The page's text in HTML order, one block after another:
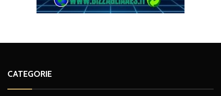
CATEGORIE